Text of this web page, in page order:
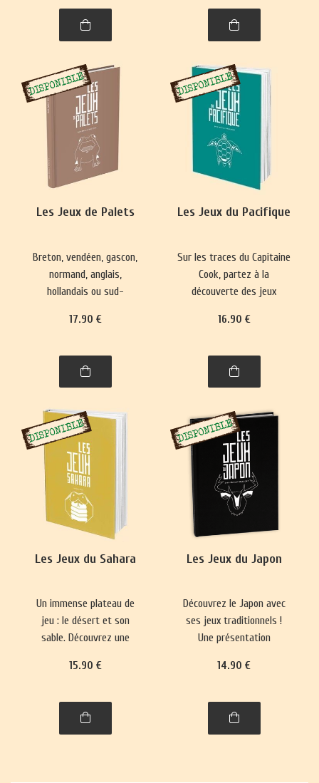
spiritualité. Un voyage
captivant dans l’histoire,
Les Jeux de Palets
Breton, vendéen, gascon,
normand, anglais,
hollandais ou sud-
se pratique presque
emmènera à la découverte
de nombre de ses
peu surprenantes.
17.90 €
Les Jeux du Pacifique
Sur les traces du Capitaine
Cook, partez à la
découverte des jeux
Nouvelle-Zélande,
de Brunei.
16.90 €
Les Jeux du Sahara
Un immense plateau de
jeu : le désert et son
sable. Découvrez une
richement illustrés,
histoire et leurs règles.
15.90 €
Les Jeux du Japon
Découvrez le Japon avec
ses jeux traditionnels !
Une présentation
règles et histoire, de plus
cartes, jeux de plateau,
jeux d'enfants et jeux
14.90 €